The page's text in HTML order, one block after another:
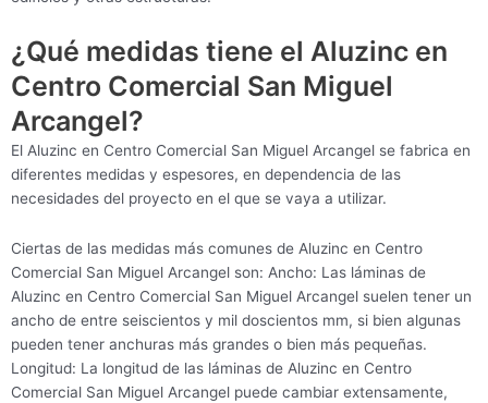
¿Qué medidas tiene el Aluzinc en
Centro Comercial San Miguel
Arcangel?
El Aluzinc en Centro Comercial San Miguel Arcangel se fabrica en
diferentes medidas y espesores, en dependencia de las
necesidades del proyecto en el que se vaya a utilizar.
Ciertas de las medidas más comunes de Aluzinc en Centro
Comercial San Miguel Arcangel son: Ancho: Las láminas de
Aluzinc en Centro Comercial San Miguel Arcangel suelen tener un
ancho de entre seiscientos y mil doscientos mm, si bien algunas
pueden tener anchuras más grandes o bien más pequeñas.
Longitud: La longitud de las láminas de Aluzinc en Centro
Comercial San Miguel Arcangel puede cambiar extensamente,